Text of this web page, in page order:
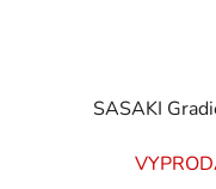
SASAKI